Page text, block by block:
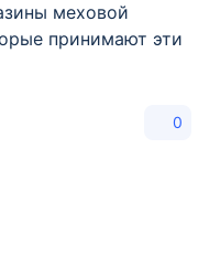
меховой
принимают эти
0